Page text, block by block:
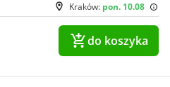
Kraków: pon. 10.08
do koszyka